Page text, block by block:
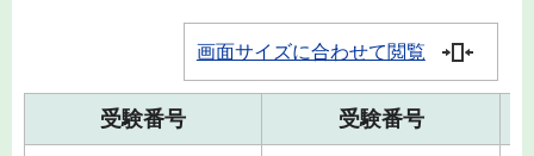
画面サイズに合わせて閲覧
受験番号 受験番号